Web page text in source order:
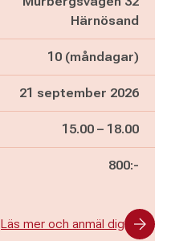
Härnösand
10 (måndagar)
21 september 2026
Pågår mellan
15.00 – och
18.00
800:-
Läs mer och anmäl dig